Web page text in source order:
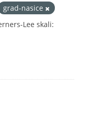
grad-nasice
Lee skali: